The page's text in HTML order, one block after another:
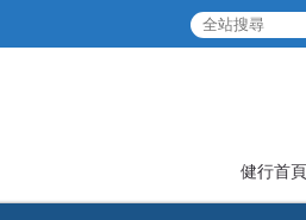
健行首頁